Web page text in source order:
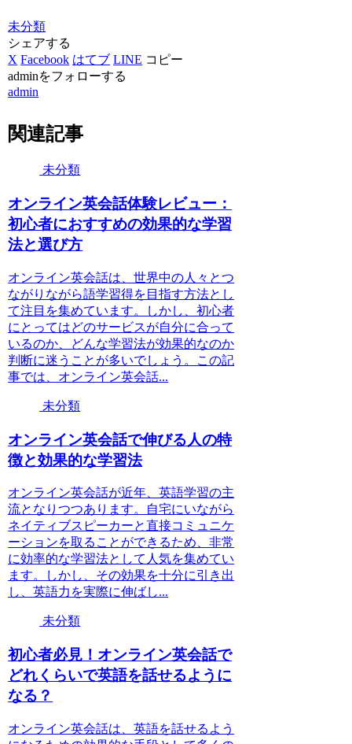
未分類
シェアする
X Facebook はてブ LINE コピー
adminをフォローする
admin
関連記事
未分類
オンライン英会話体験レビュー：
初心者におすすめの効果的な学習
法と選び方
オンライン英会話は、世界中の人々とつ
ながりながら語学習得を目指す方法とし
て注目を集めています。しかし、初心者
にとってはどのサービスが自分に合って
いるのか、どんな学習法が効果的なのか
判断に迷うことが多いでしょう。この記
事では、オンライン英会話...
未分類
オンライン英会話で伸びる人の特
徴と効果的な学習法
オンライン英会話が近年、英語学習の主
流となりつつあります。自宅にいながら
ネイティブスピーカーと直接コミュニケ
ーションを取ることができるため、非常
に効率的な学習法として人気を集めてい
ます。しかし、その効果を十分に引き出
し、英語力を実際に伸ばし...
未分類
初心者必見！オンライン英会話で
どれくらいで英語を話せるように
なる？
オンライン英会話は、英語を話せるよう